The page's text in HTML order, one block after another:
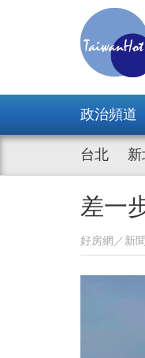
政治頻道
台北 新
差一
好房網／新